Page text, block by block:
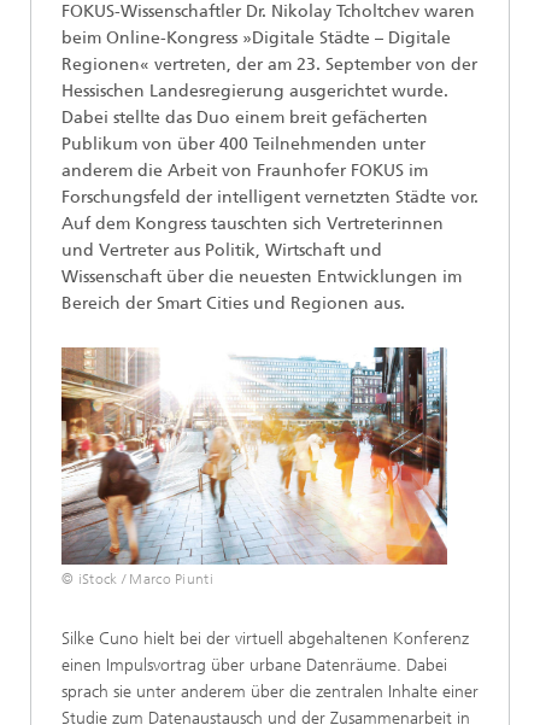
FOKUS-Wissenschaftler Dr. Nikolay Tcholtchev waren
beim Online-Kongress »Digitale Städte – Digitale
Regionen« vertreten, der am 23. September von der
Hessischen Landesregierung ausgerichtet wurde.
Dabei stellte das Duo einem breit gefächerten
Publikum von über 400 Teilnehmenden unter
anderem die Arbeit von Fraunhofer FOKUS im
Forschungsfeld der intelligent vernetzten Städte vor.
Auf dem Kongress tauschten sich Vertreterinnen
und Vertreter aus Politik, Wirtschaft und
Wissenschaft über die neuesten Entwicklungen im
Bereich der Smart Cities und Regionen aus.
© iStock / Marco Piunti
Silke Cuno hielt bei der virtuell abgehaltenen Konferenz
einen Impulsvortrag über urbane Datenräume. Dabei
sprach sie unter anderem über die zentralen Inhalte einer
Studie zum Datenaustausch und der Zusammenarbeit in